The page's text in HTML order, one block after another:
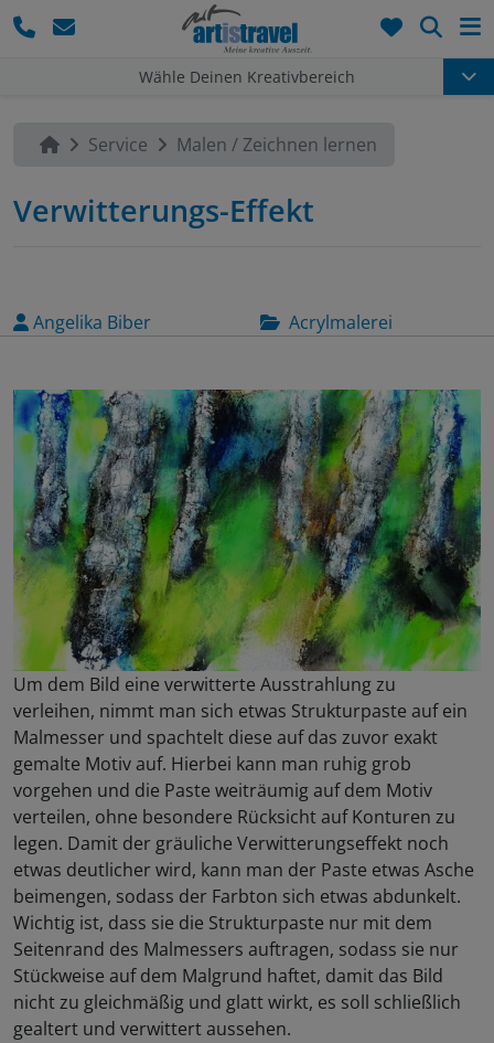
Wähle Deinen Kreativbereich
Service Malen / Zeichnen lernen
Verwitterungs-Effekt
Angelika Biber Acrylmalerei
Um dem Bild eine verwitterte Ausstrahlung zu
verleihen, nimmt man sich etwas Strukturpaste auf ein
Malmesser und spachtelt diese auf das zuvor exakt
gemalte Motiv auf. Hierbei kann man ruhig grob
vorgehen und die Paste weiträumig auf dem Motiv
verteilen, ohne besondere Rücksicht auf Konturen zu
legen. Damit der gräuliche Verwitterungseffekt noch
etwas deutlicher wird, kann man der Paste etwas Asche
beimengen, sodass der Farbton sich etwas abdunkelt.
Wichtig ist, dass sie die Strukturpaste nur mit dem
Seitenrand des Malmessers auftragen, sodass sie nur
Stückweise auf dem Malgrund haftet, damit das Bild
nicht zu gleichmäßig und glatt wirkt, es soll schließlich
gealtert und verwittert aussehen.